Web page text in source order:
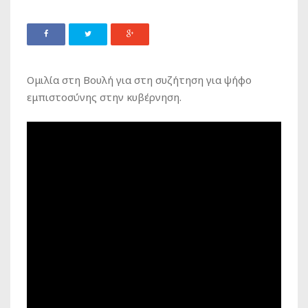
Ομιλία στη Βουλή για στη συζήτηση για ψήφο
εμπιστοσύνης στην κυβέρνηση.